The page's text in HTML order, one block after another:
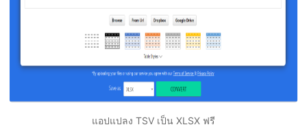
แอปแปลง TSV เป็น XLSX ฟรี